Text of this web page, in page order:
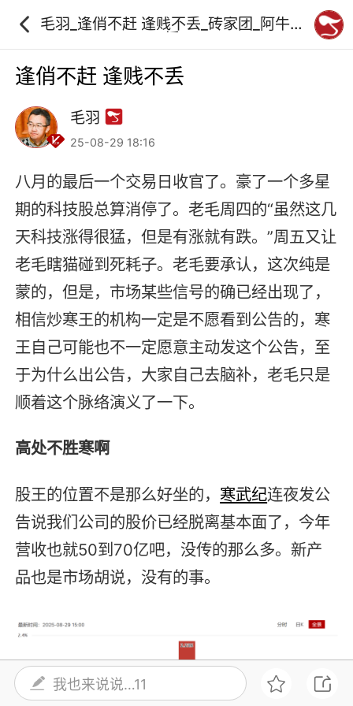
毛羽_逢俏不赶 逢贱不丢_砖家团_阿牛直
逢俏不赶 逢贱不丢
毛羽
25-08-29 18:16
八月的最后一个交易日收官了。豪了一个多星
期的科技股总算消停了。老毛周四的“虽然这几
天科技涨得很猛，但是有涨就有跌。”周五又让
老毛瞎猫碰到死耗子。老毛要承认，这次纯是
蒙的，但是，市场某些信号的确已经出现了，
相信炒寒王的机构一定是不愿看到公告的，寒
王自己可能也不一定愿意主动发这个公告，至
于为什么出公告，大家自己去脑补，老毛只是
顺着这个脉络演义了一下。
高处不胜寒啊
股王的位置不是那么好坐的， 寒武纪连夜发公
告说我们公司的股价已经脱离基本面了，今年
营收也就50到70亿吧，没传的那么多。新产
品也是市场胡说，没有的事。
我也来说说…11